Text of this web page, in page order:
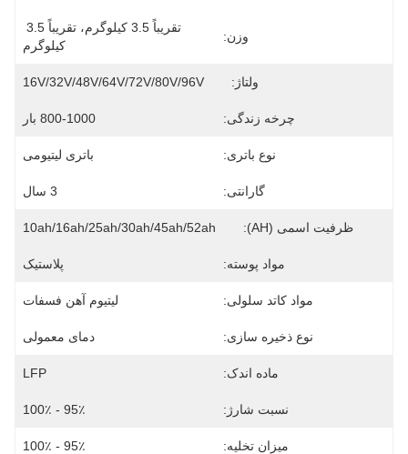
وزن:
کیلوگرم
ولتاژ: 16V/32V/48V/64V/72V/80V/96V
چرخه زندگی: 800-1000 بار
نوع باتری: باتری لیتیومی
گارانتی: 3 سال
ظرفیت اسمی (AH): 10ah/16ah/25ah/30ah/45ah/52ah
مواد پوسته: پلاستیک
مواد کاتد سلولی: لیتیوم آهن فسفات
نوع ذخیره سازی: دمای معمولی
ماده اندک: LFP
نسبت شارژ: 95٪ - 100٪
میزان تخلیه: 95٪ - 100٪